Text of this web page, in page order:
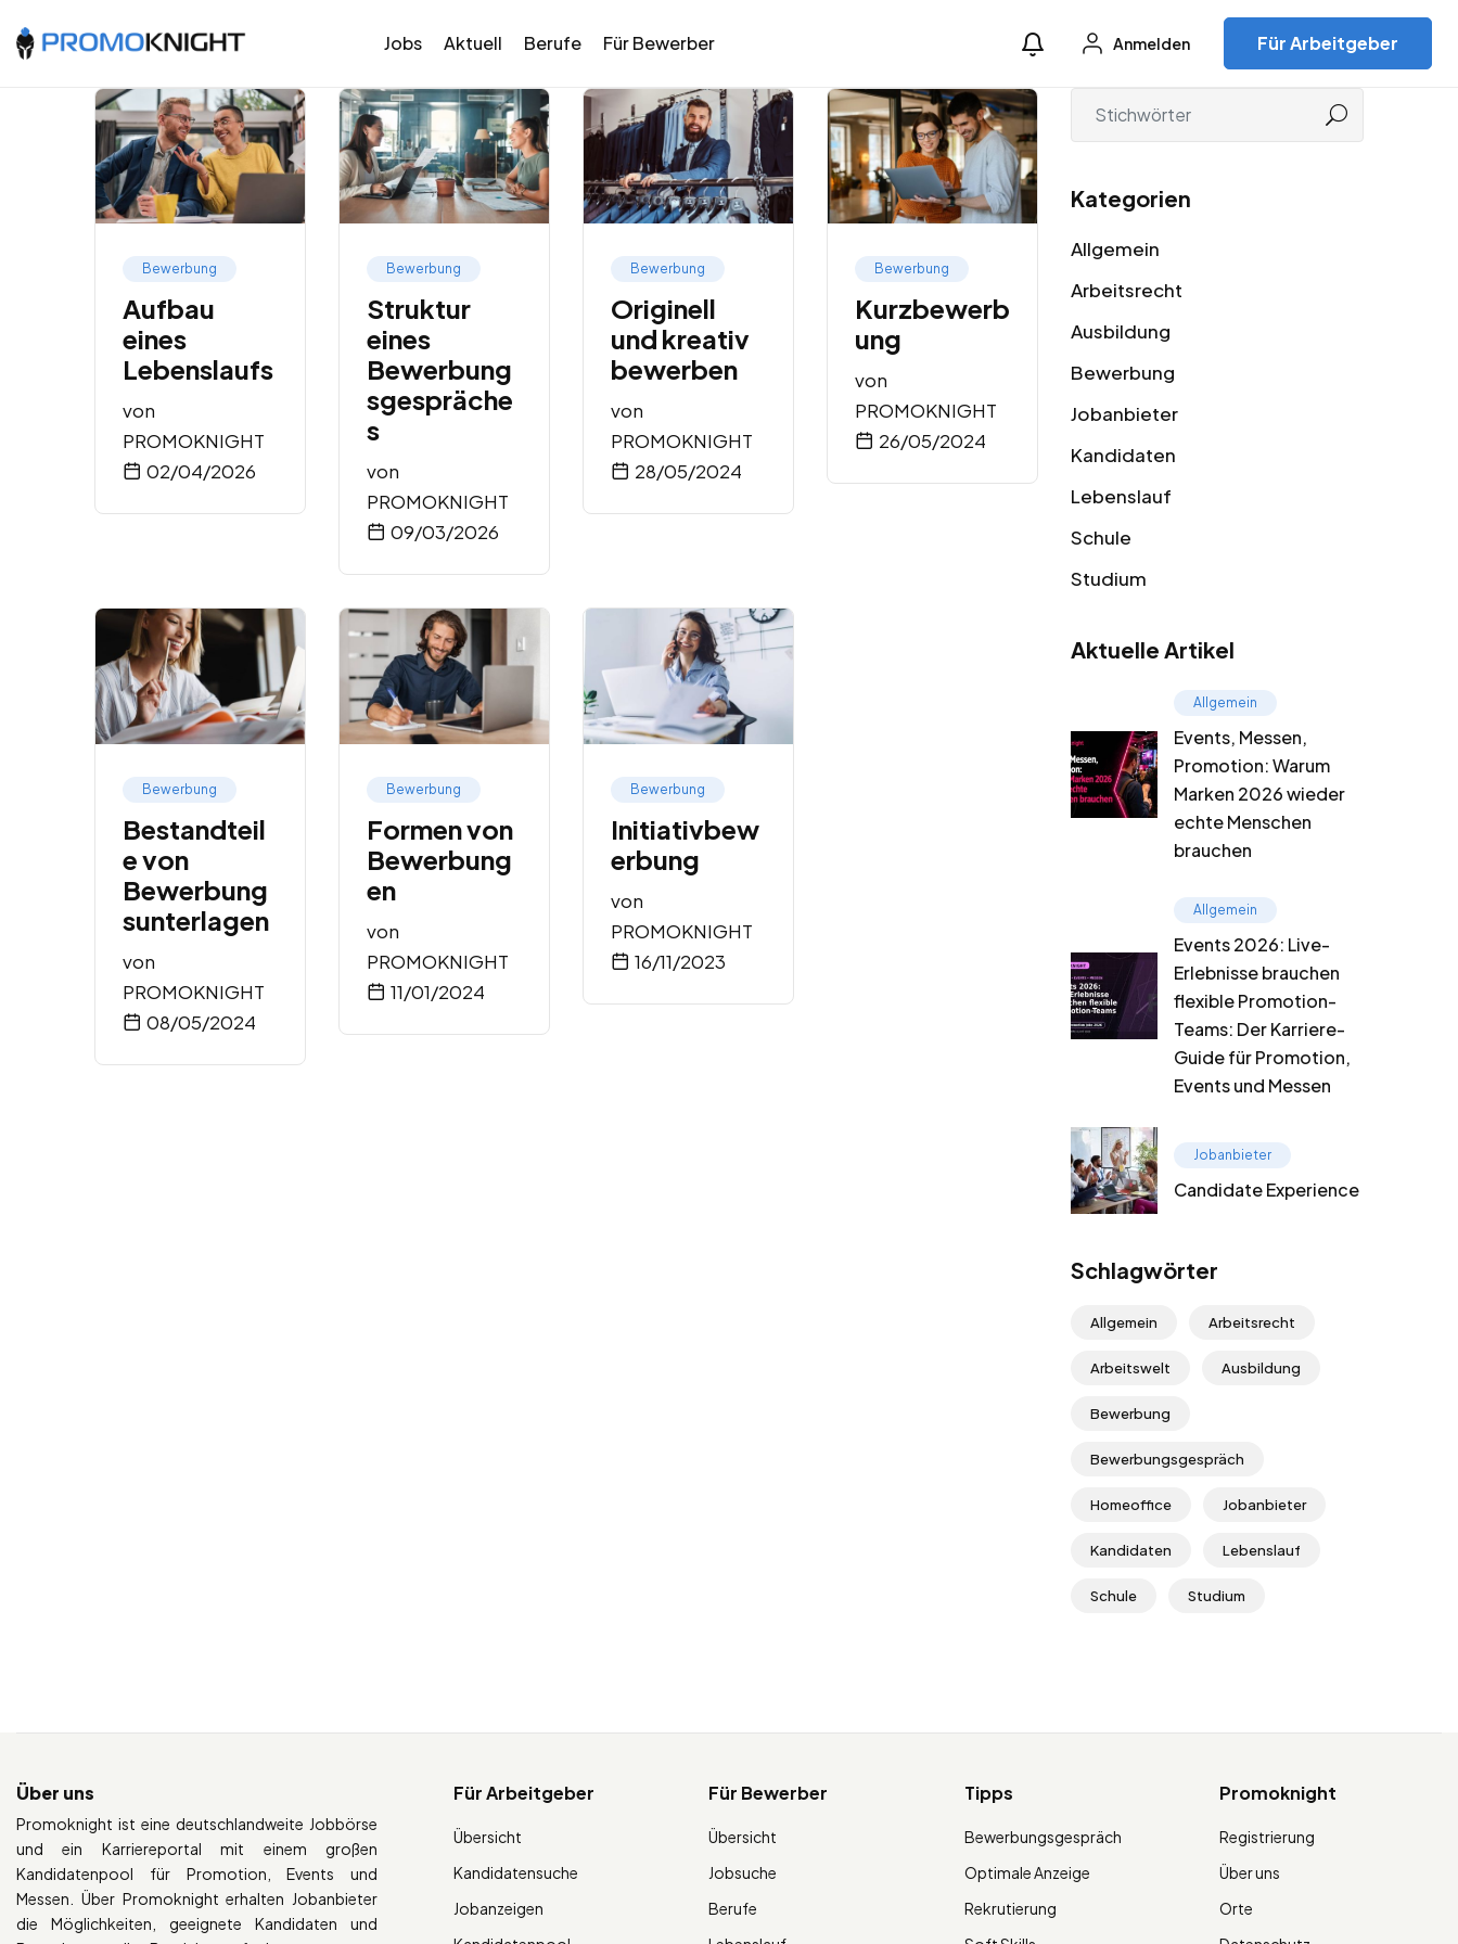
Jobs Aktuell Berufe Für Bewerber Anmelden Für Arbeitgeber
Bewerbung
Aufbau
eines
Lebenslaufs
von
PROMOKNIGHT
02/04/2026
Bewerbung
Struktur
eines
Bewerbung
sgespräche
s
von
PROMOKNIGHT
09/03/2026
Bewerbung
Originell
und kreativ
bewerben
von
PROMOKNIGHT
28/05/2024
Bewerbung
Kurzbewerb
ung
von
PROMOKNIGHT
26/05/2024
Bewerbung
Bestandteil
e von
Bewerbung
sunterlagen
von
PROMOKNIGHT
08/05/2024
Bewerbung
Formen von
Bewerbung
en
von
PROMOKNIGHT
11/01/2024
Bewerbung
Initiativbew
erbung
von
PROMOKNIGHT
16/11/2023
Kategorien
Allgemein
Arbeitsrecht
Ausbildung
Bewerbung
Jobanbieter
Kandidaten
Lebenslauf
Schule
Studium
Aktuelle Artikel
Allgemein
Events, Messen,
Promotion: Warum
Marken 2026 wieder
echte Menschen
brauchen
Allgemein
Events 2026: Live-
Erlebnisse brauchen
flexible Promotion-
Teams: Der Karriere-
Guide für Promotion,
Events und Messen
Jobanbieter
Candidate Experience
Schlagwörter
Allgemein Arbeitsrecht
Arbeitswelt Ausbildung
Bewerbung
Bewerbungsgespräch
Homeoffice Jobanbieter
Kandidaten Lebenslauf
Schule Studium
Über uns
Promoknight ist eine deutschlandweite Jobbörse
und ein Karriereportal mit einem großen
Kandidatenpool für Promotion, Events und
Messen. Über Promoknight erhalten Jobanbieter
die Möglichkeiten, geeignete Kandidaten und
Für Arbeitgeber
Übersicht
Kandidatensuche
Jobanzeigen
Für Bewerber
Übersicht
Jobsuche
Berufe
Tipps
Bewerbungsgespräch
Optimale Anzeige
Rekrutierung
Promoknight
Registrierung
Über uns
Orte